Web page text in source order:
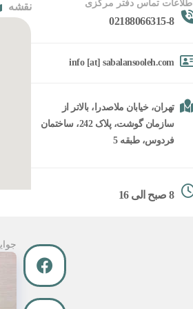
اطلاعات تماس دفتر مرکزی
02188066315-8
info [at] sabalansooleh.com
تهران، خیابان ملاصدرا، بالاتر از
سازمان گوشت، پلاک 242، ساختمان
فردوس، طبقه 5
8 صبح الی 16
نقشه